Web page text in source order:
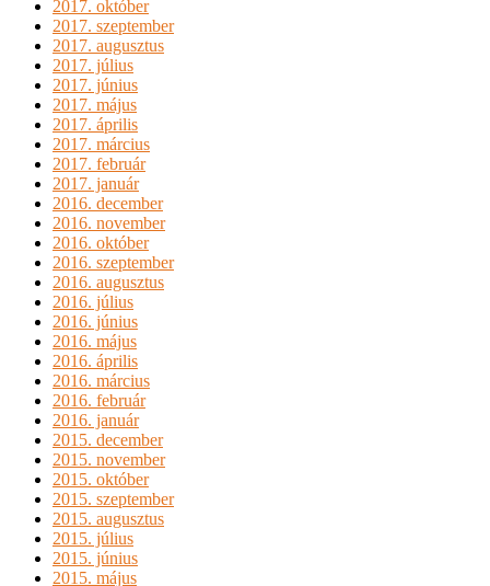
2017. október
2017. szeptember
2017. augusztus
2017. július
2017. június
2017. május
2017. április
2017. március
2017. február
2017. január
2016. december
2016. november
2016. október
2016. szeptember
2016. augusztus
2016. július
2016. június
2016. május
2016. április
2016. március
2016. február
2016. január
2015. december
2015. november
2015. október
2015. szeptember
2015. augusztus
2015. július
2015. június
2015. május